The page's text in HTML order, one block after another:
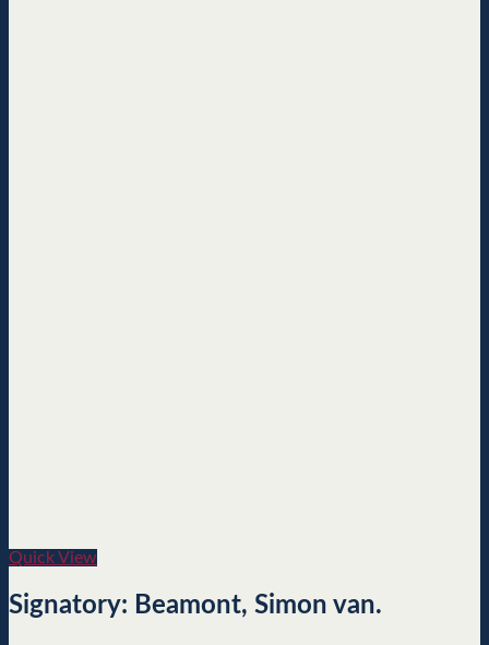
Quick View
Signatory: Beamont, Simon van.